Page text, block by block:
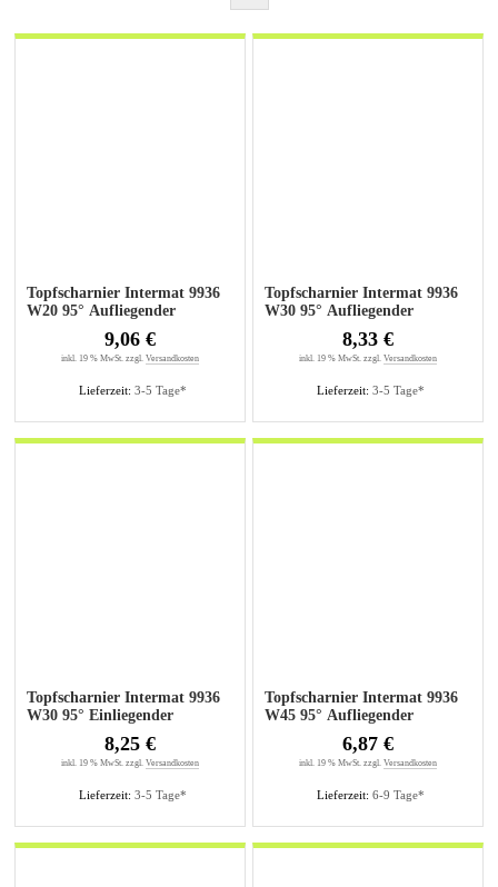
Topfscharnier Intermat 9936
W20 95° Aufliegender
Lieferzeit: 3-5 Tage*
9,06 €
inkl. 19 % MwSt. zzgl. Versandkosten
Topfscharnier Intermat 9936
W30 95° Aufliegender
Lieferzeit: 3-5 Tage*
8,33 €
inkl. 19 % MwSt. zzgl. Versandkosten
Topfscharnier Intermat 9936
W30 95° Einliegender
Lieferzeit: 3-5 Tage*
8,25 €
inkl. 19 % MwSt. zzgl. Versandkosten
Topfscharnier Intermat 9936
W45 95° Aufliegender
Lieferzeit: 6-9 Tage*
6,87 €
inkl. 19 % MwSt. zzgl. Versandkosten